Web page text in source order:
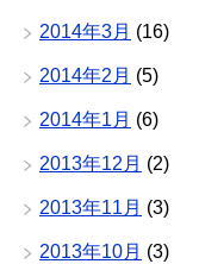
2014年3月 (16)
2014年2月 (5)
2014年1月 (6)
2013年12月 (2)
2013年11月 (3)
2013年10月 (3)